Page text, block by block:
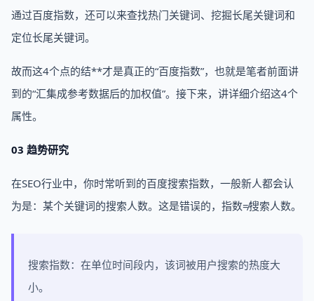
通过百度指数，还可以来查找热门关键词、挖掘长尾关键词和
定位长尾关键词。
故而这4个点的结**才是真正的“百度指数”，也就是笔者前面讲
到的“汇集成参考数据后的加权值”。接下来，讲详细介绍这4个
属性。
03 趋势研究
在SEO行业中，你时常听到的百度搜索指数，一般新人都会认
为是：某个关键词的搜索人数。这是错误的，指数≠搜索人数。
搜索指数：在单位时间段内，该词被用户搜索的热度大
小。